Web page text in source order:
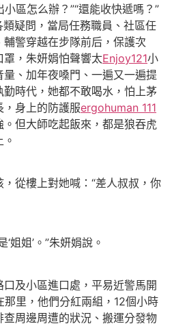
區怎么辦？”“還能收快遞嗎？”
類疑問，當局任務職員、社區任
警穿越在步隊前后，保護次
，朱妍娟怕聲響太Enjoy121小
、加年夜嗓門、一遍又一遍提
時代，她都不敢喝水，怕上茅
身上的防護服ergohuman 111
但大師吃起飯來，都是狼吞虎
從樓上對她喊：“差人叔叔，你
姐’。”朱妍娟說。
及小區進口處，平易近警馬開
里，他們分紅兩組，12個小時
周邊周遭的狀況、搬運分發物